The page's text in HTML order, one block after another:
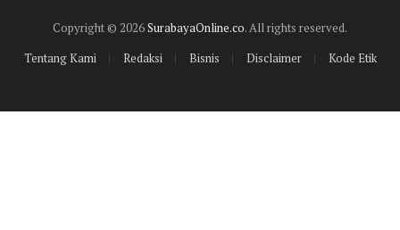
Copyright © 2026SurabayaOnline.co. All rights reserved.
Tentang Kami
Redaksi Bisnis Disclaimer Kode Etik